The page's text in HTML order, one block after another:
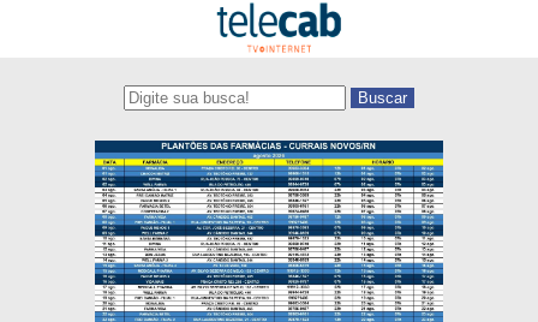
Buscar